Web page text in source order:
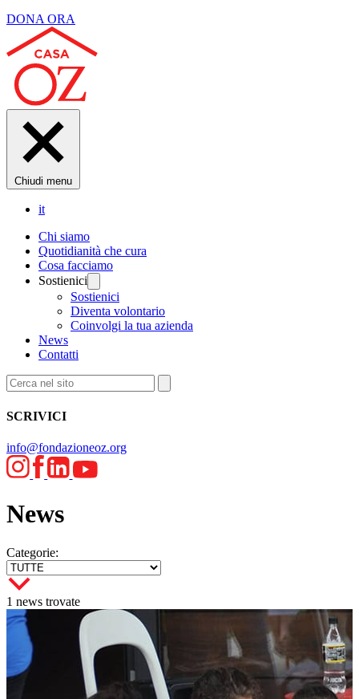
DONA ORA
Chiudi menu
it
Chi siamo
Quotidianità che cura
Cosa facciamo
Sostienici
Sostienici
Diventa volontario
Coinvolgi la tua azienda
News
Contatti
SCRIVICI
info@fondazioneoz.org
News
Categorie:
1 news trovate